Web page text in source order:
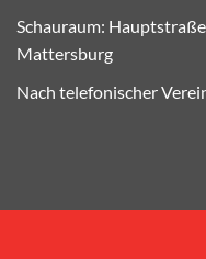
Schauraum:
Mattersburg
Nach telefonischer